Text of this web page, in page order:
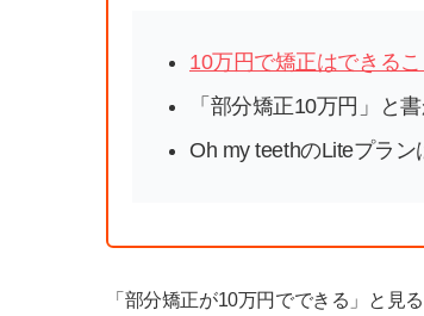
10万円で矯正はできる
「部分矯正10万円」と
Oh my teethのLiteプラ
「部分矯正が10万円でできる」と見